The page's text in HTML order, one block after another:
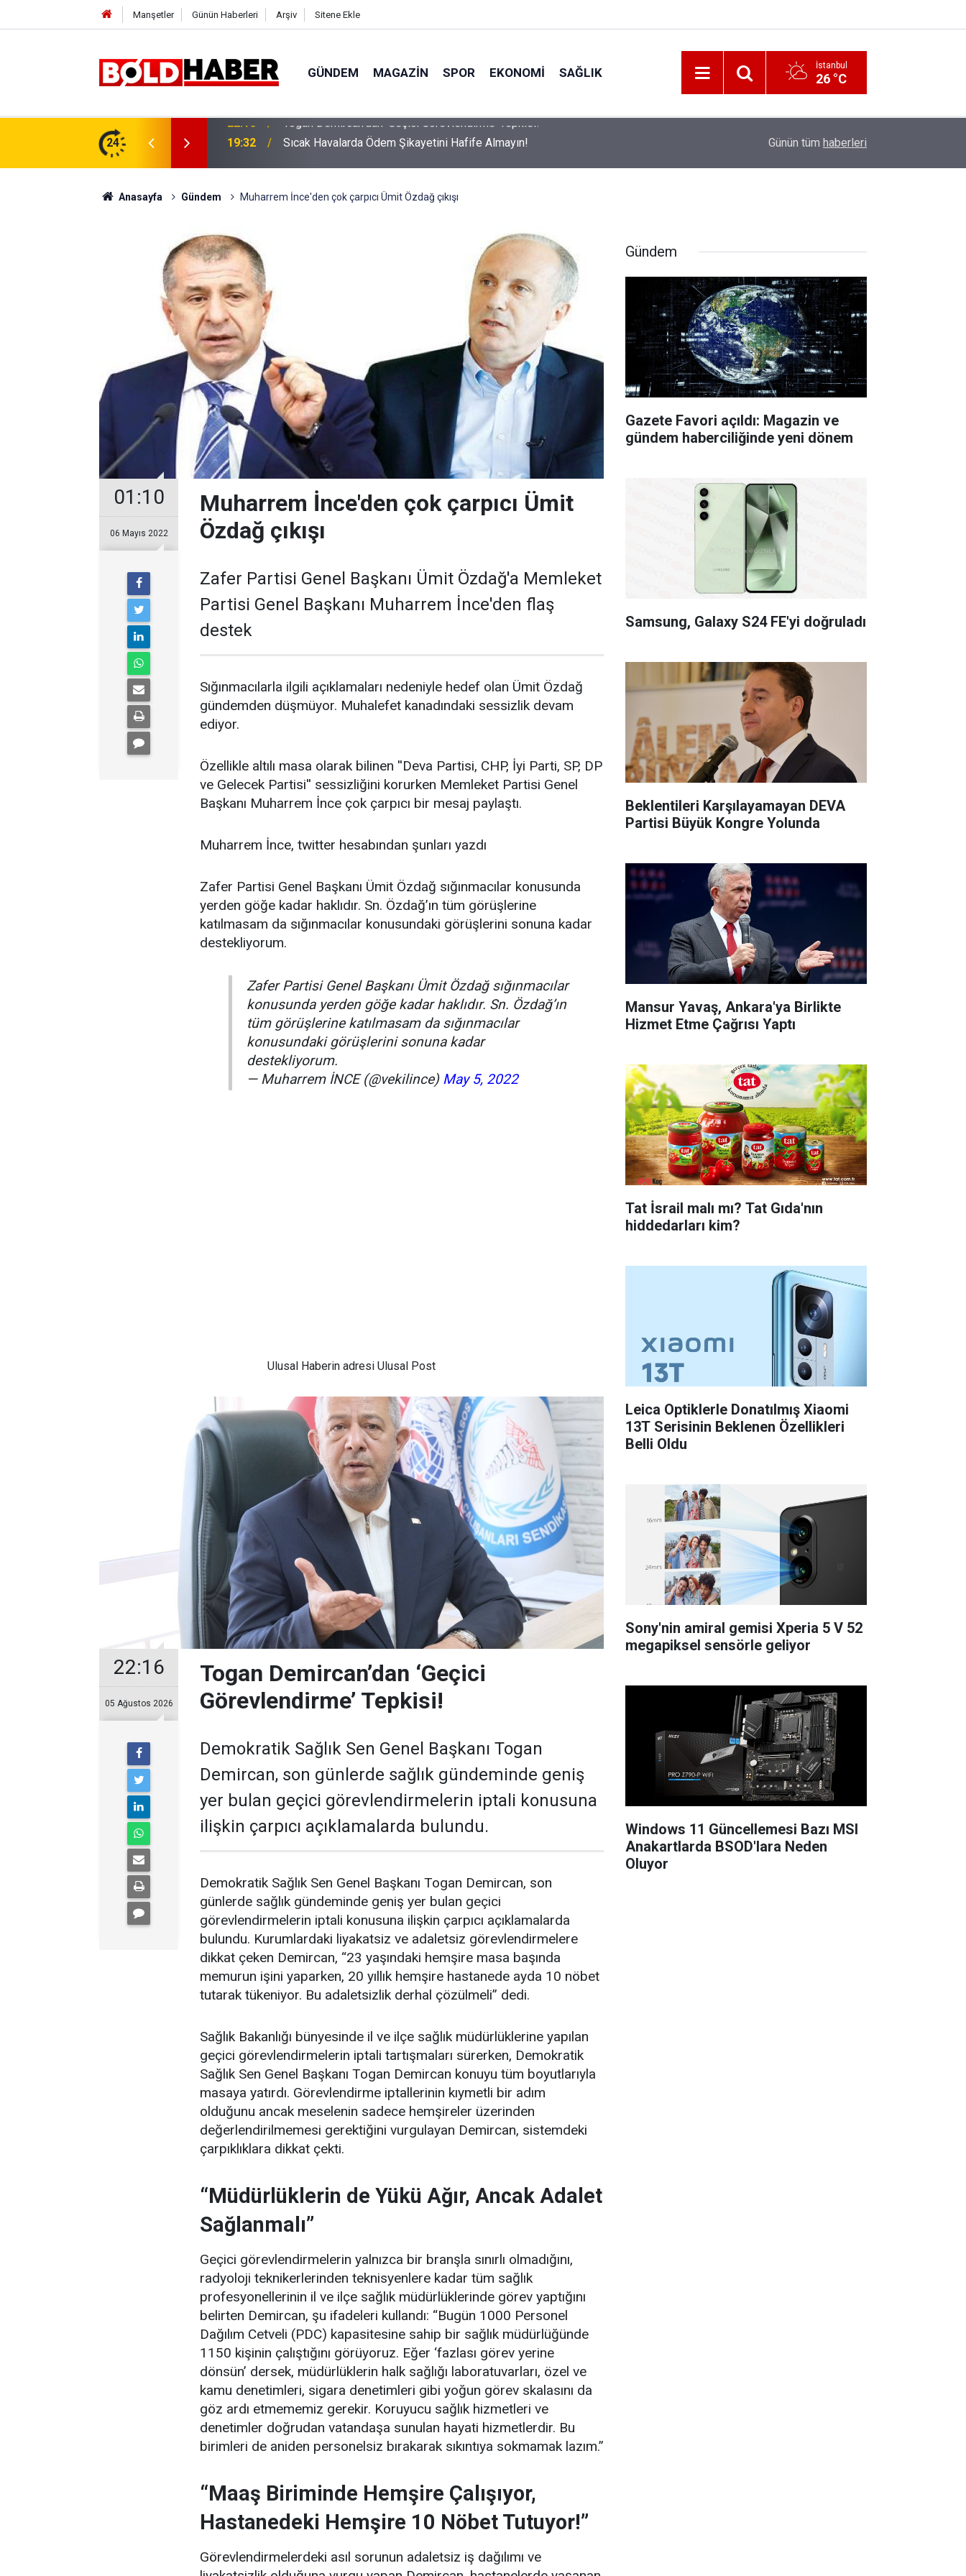
Manşetler Günün Haberleri Arşiv Sitene Ekle
GÜNDEM MAGAZIN SPOR EKONOMI SAĞLIK İstanbul
26 °C
24 19:32 Sıcak Havalarda Ödem Şikayetini Hafife Almayın! İzmir 112’de Kan Donduran İddialar!
Günün tüm haberleri
Anasayfa Gündem Muharrem İnce'den çok çarpıcı Ümit Özdağ çıkışı
01:10
06 Mayıs 2022
Muharrem İnce'den çok çarpıcı Ümit
Özdağ çıkışı
Zafer Partisi Genel Başkanı Ümit Özdağ'a Memleket
Partisi Genel Başkanı Muharrem İnce'den flaş
destek
Sığınmacılarla ilgili açıklamaları nedeniyle hedef olan Ümit Özdağ
gündemden düşmüyor. Muhalefet kanadındaki sessizlik devam
ediyor.
Özellikle altılı masa olarak bilinen ''Deva Partisi, CHP, İyi Parti, SP, DP
ve Gelecek Partisi'' sessizliğini korurken Memleket Partisi Genel
Başkanı Muharrem İnce çok çarpıcı bir mesaj paylaştı.
Muharrem İnce, twitter hesabından şunları yazdı
Zafer Partisi Genel Başkanı Ümit Özdağ sığınmacılar konusunda
yerden göğe kadar haklıdır. Sn. Özdağ’ın tüm görüşlerine
katılmasam da sığınmacılar konusundaki görüşlerini sonuna kadar
destekliyorum.
Zafer Partisi Genel Başkanı Ümit Özdağ sığınmacılar
konusunda yerden göğe kadar haklıdır. Sn. Özdağ’ın
tüm görüşlerine katılmasam da sığınmacılar
konusundaki görüşlerini sonuna kadar
destekliyorum.
— Muharrem İNCE (@vekilince) May 5, 2022
Ulusal Haberin adresi Ulusal Post
22:16
05 Ağustos 2026
Togan Demircan’dan ‘Geçici
Görevlendirme’ Tepkisi!
Demokratik Sağlık Sen Genel Başkanı Togan
Demircan, son günlerde sağlık gündeminde geniş
yer bulan geçici görevlendirmelerin iptali konusuna
ilişkin çarpıcı açıklamalarda bulundu.
Demokratik Sağlık Sen Genel Başkanı Togan Demircan, son
günlerde sağlık gündeminde geniş yer bulan geçici
görevlendirmelerin iptali konusuna ilişkin çarpıcı açıklamalarda
bulundu. Kurumlardaki liyakatsiz ve adaletsiz görevlendirmelere
dikkat çeken Demircan, “23 yaşındaki hemşire masa başında
memurun işini yaparken, 20 yıllık hemşire hastanede ayda 10 nöbet
tutarak tükeniyor. Bu adaletsizlik derhal çözülmeli” dedi.
Sağlık Bakanlığı bünyesinde il ve ilçe sağlık müdürlüklerine yapılan
geçici görevlendirmelerin iptali tartışmaları sürerken, Demokratik
Sağlık Sen Genel Başkanı Togan Demircan konuyu tüm boyutlarıyla
masaya yatırdı. Görevlendirme iptallerinin kıymetli bir adım
olduğunu ancak meselenin sadece hemşireler üzerinden
değerlendirilmemesi gerektiğini vurgulayan Demircan, sistemdeki
çarpıklıklara dikkat çekti.
“Müdürlüklerin de Yükü Ağır, Ancak Adalet
Sağlanmalı”
Geçici görevlendirmelerin yalnızca bir branşla sınırlı olmadığını,
radyoloji teknikerlerinden teknisyenlere kadar tüm sağlık
profesyonellerinin il ve ilçe sağlık müdürlüklerinde görev yaptığını
belirten Demircan, şu ifadeleri kullandı: “Bugün 1000 Personel
Dağılım Cetveli (PDC) kapasitesine sahip bir sağlık müdürlüğünde
1150 kişinin çalıştığını görüyoruz. Eğer ‘fazlası görev yerine
dönsün’ dersek, müdürlüklerin halk sağlığı laboratuvarları, özel ve
kamu denetimleri, sigara denetimleri gibi yoğun görev skalasını da
göz ardı etmememiz gerekir. Koruyucu sağlık hizmetleri ve
denetimler doğrudan vatandaşa sunulan hayati hizmetlerdir. Bu
birimleri de aniden personelsiz bırakarak sıkıntıya sokmamak lazım.”
“Maaş Biriminde Hemşire Çalışıyor,
Hastanedeki Hemşire 10 Nöbet Tutuyor!”
Görevlendirmelerdeki asıl sorunun adaletsiz iş dağılımı ve
Gündem
Gazete Favori açıldı: Magazin ve
gündem haberciliğinde yeni dönem
Samsung, Galaxy S24 FE'yi doğruladı
Beklentileri Karşılayamayan DEVA
Partisi Büyük Kongre Yolunda
Mansur Yavaş, Ankara'ya Birlikte
Hizmet Etme Çağrısı Yaptı
Tat İsrail malı mı? Tat Gıda'nın
hiddedarları kim?
Leica Optiklerle Donatılmış Xiaomi
13T Serisinin Beklenen Özellikleri
Belli Oldu
Sony'nin amiral gemisi Xperia 5 V 52
megapiksel sensörle geliyor
Windows 11 Güncellemesi Bazı MSI
Anakartlarda BSOD'lara Neden
Oluyor